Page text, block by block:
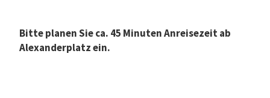
Bitte planen Sie ca. 45 Minuten Anreisezeit ab
Alexanderplatz ein.